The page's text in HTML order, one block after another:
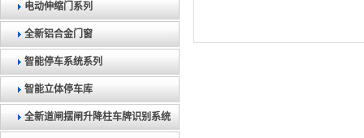
电动伸缩门系列
全新铝合金门窗
智能停车系统系列
智能立体停车库
全新道闸摆闸升降柱车牌识别系统